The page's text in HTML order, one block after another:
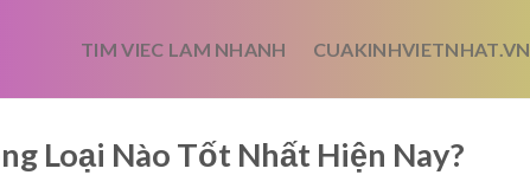
TIM VIEC LAM NHANH CUAKINHVIETNHAT.VN
Loại Nào Tốt Nhất Hiện Nay?